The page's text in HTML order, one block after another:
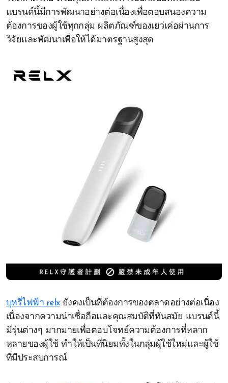
แบรนด์นี้มีการพัฒนาอย่างต่อเนื่องเพื่อตอบสนองความ
ต้องการของผู้ใช้ทุกกลุ่ม ผลิตภัณฑ์ของเยว่เค่อผ่านการ
วิจัยและพัฒนาเพื่อให้ได้มาตรฐานสูงสุด
บุหรี่ไฟฟ้า relxยังคงเป็นที่ต้องการของตลาดอย่างต่อเนื่อง
เนื่องจากความน่าเชื่อถือและคุณสมบัติที่ทันสมัย แบรนด์นี้
มีรุ่นต่างๆ มากมายเพื่อตอบโจทย์ความต้องการที่หลาก
หลายของผู้ใช้ ทำให้เป็นที่นิยมทั้งในกลุ่มผู้ใช้ใหม่และผู้ใช้
ที่มีประสบการณ์